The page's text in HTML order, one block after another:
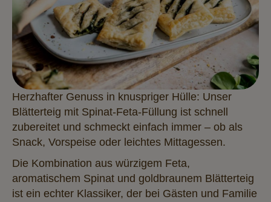
Herzhafter Genuss in knuspriger Hülle: Unser
Blätterteig mit Spinat-Feta-Füllung ist schnell
zubereitet und schmeckt einfach immer – ob als
Snack, Vorspeise oder leichtes Mittagessen.
Die Kombination aus würzigem Feta,
aromatischem Spinat und goldbraunem Blätterteig
ist ein echter Klassiker, der bei Gästen und Familie